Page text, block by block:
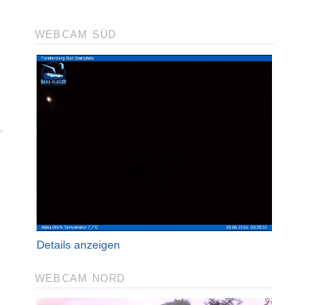
WEBCAM SÜD
Details anzeigen
WEBCAM NORD